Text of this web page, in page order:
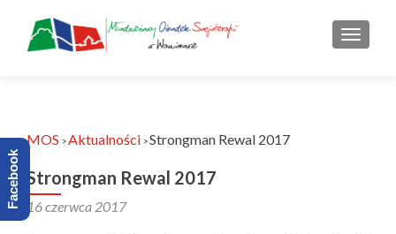
MOS >Aktualności >Strongman Rewal 2017
Strongman Rewal 2017
16 czerwca 2017
Facebook